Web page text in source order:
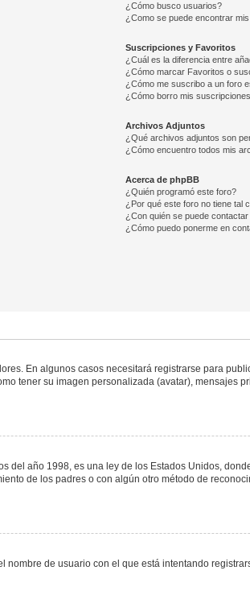
¿Cómo busco usuarios?
¿Como se puede encontrar
Suscripciones y Favoritos
¿Cuál es la diferencia entre
¿Cómo marcar Favoritos o
¿Cómo me suscribo a un foro
¿Cómo borro mis
Archivos Adjuntos
¿Qué archivos adjuntos son
¿Cómo encuentro todos mis
Acerca de phpBB
¿Quién programó este foro?
¿Por qué este foro no tiene tal
¿Con quién se puede
¿Cómo puedo ponerme en
En algunos casos necesitará registrarse para
tener su imagen personalizada (avatar), mensajes
del año 1998, es una ley de los Estados Unidos,
de los padres o con algún otro método de
de usuario con el que está intentando